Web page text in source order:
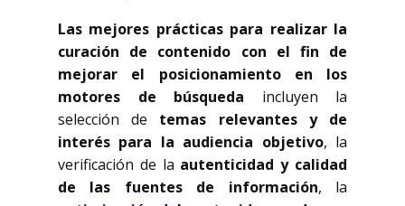
Las mejores prácticas para realizar la
curación de contenido con el fin de
mejorar el posicionamiento en los
motores de búsqueda incluyen la
selección de temas relevantes y de
interés para la audiencia objetivo, la
verificación de la autenticidad y calidad
de las fuentes de información, la